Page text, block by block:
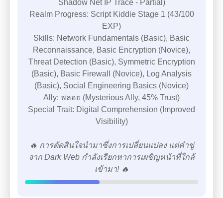
Shadow Net IP Trace - Partial)
Realm Progress: Script Kiddie Stage 1 (43/100
EXP)
Skills: Network Fundamentals (Basic), Basic
Reconnaissance, Basic Encryption (Novice),
Threat Detection (Basic), Symmetric Encryption
(Basic), Basic Firewall (Novice), Log Analysis
(Basic), Social Engineering Basics (Novice)
Ally: พลอย (Mysterious Ally, 45% Trust)
Special Trait: Digital Comprehension (Improved
Visibility)
🔥 การตัดสินใจนำมาซึ่งการเปลี่ยนแปลง แต่คำขู่
จาก Dark Web กำลังเรียกหาการเผชิญหน้าที่ใกล้
เข้ามา! 🔥